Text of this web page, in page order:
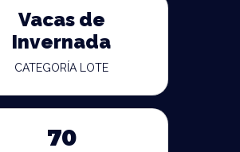
Vacas de
Invernada
CATEGORÍA LOTE
70